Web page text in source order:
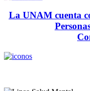
La UNAM cuenta